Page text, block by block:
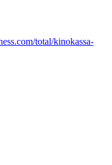
total/kinokassa-